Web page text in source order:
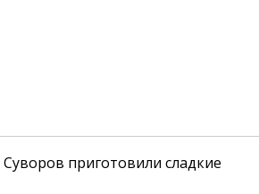
приготовили сладкие